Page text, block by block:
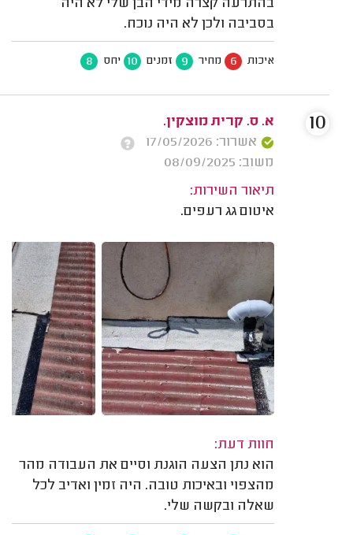
בהתרעה קצרה מידי הבן שלי לא היה
בסביבה ולכן לא היה נוכח.
איכות 6 מחיר 9 זמנים 10 יחס 8
א. ס. קרית מוצקין.
אשרור: 17/05/2026
משוב: 08/09/2025
תיאור השירות:
איטום גג רעפים.
חוות דעת:
הוא נתן הצעה הוגנת וסיים את העבודה מהר
מהצפוי ובאיכות טובה. היה זמין ואדיב לכל
שאלה ובקשה שלי.
10